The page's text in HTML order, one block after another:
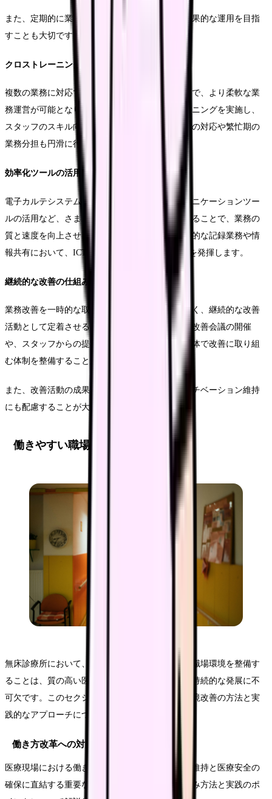
また、定期的に業務分担の見直しを行い、より効果的な運用を目指
すことも大切です。
クロストレーニングの実施
複数の業務に対応できるスタッフを育成することで、より柔軟な業
務運営が可能となります。計画的なクロストレーニングを実施し、
スタッフのスキル向上を図ることで、急な欠勤時の対応や繁忙期の
業務分担も円滑に行うことができます。
効率化ツールの活用
電子カルテシステムや医療機器との連携、コミュニケーションツー
ルの活用など、さまざまな効率化ツールを導入することで、業務の
質と速度を向上させることができます。特に日常的な記録業務や情
報共有において、ICTツールの活用は大きな効果を発揮します。
継続的な改善の仕組み作り
業務改善を一時的な取り組みで終わらせることなく、継続的な改善
活動として定着させることが重要です。定期的な改善会議の開催
や、スタッフからの提案制度の導入など、組織全体で改善に取り組
む体制を整備することが必要です。
また、改善活動の成果を可視化し、スタッフのモチベーション維持
にも配慮することが大切です。
働きやすい職場環境の整備
無床診療所において、スタッフが長く活躍できる職場環境を整備す
ることは、質の高い医療サービスの提供と組織の持続的な発展に不
可欠です。このセクションでは、具体的な職場環境改善の方法と実
践的なアプローチについてご紹介します。
働き方改革への対応
医療現場における働き方改革は、スタッフの健康維持と医療安全の
確保に直結する重要な課題です。具体的な取り組み方法と実践のポ